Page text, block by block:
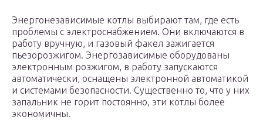
Энергонезависимые котлы выбирают там, где есть
проблемы с электроснабжением. Они включаются в
работу вручную, и газовый факел зажигается
пьезорозжигом. Энергозависимые оборудованы
электронным розжигом, в работу запускаются
автоматически, оснащены электронной автоматикой
и системами безопасности. Существенно то, что у них
запальник не горит постоянно, эти котлы более
экономичны.